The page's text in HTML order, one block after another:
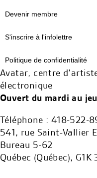
Devenir membre
S'inscrire à l'infolettre
Politique de confidentialité
Avatar, centre
électronique
Ouvert du mardi au
Téléphone : 418-522-
541, rue Saint-Vallier
Bureau 5-62
Québec (Québec), G1K